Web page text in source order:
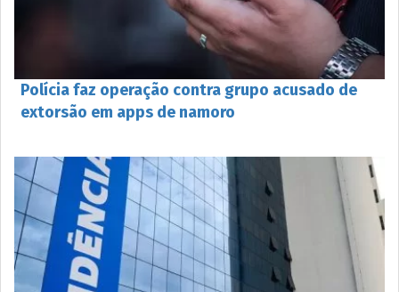
Polícia faz operação contra grupo acusado de
extorsão em apps de namoro